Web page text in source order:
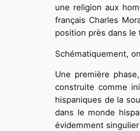
une religion aux
français Charles
position près dans le
Schématiquement,
Une première
construite comme
hispaniques de la
dans le monde
évidemment